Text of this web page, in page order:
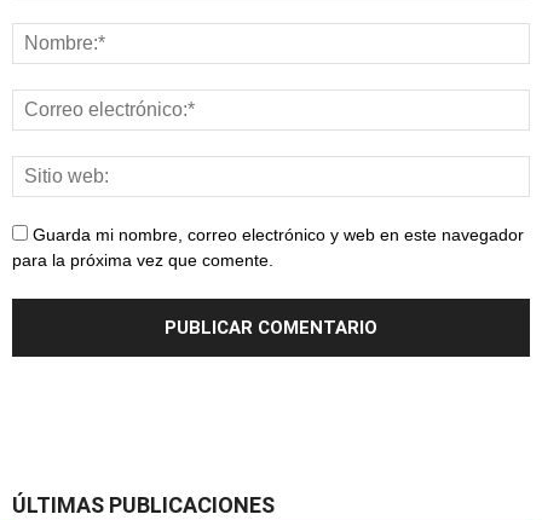
Guarda mi nombre, correo electrónico y web en este navegador
para la próxima vez que comente.
ÚLTIMAS PUBLICACIONES